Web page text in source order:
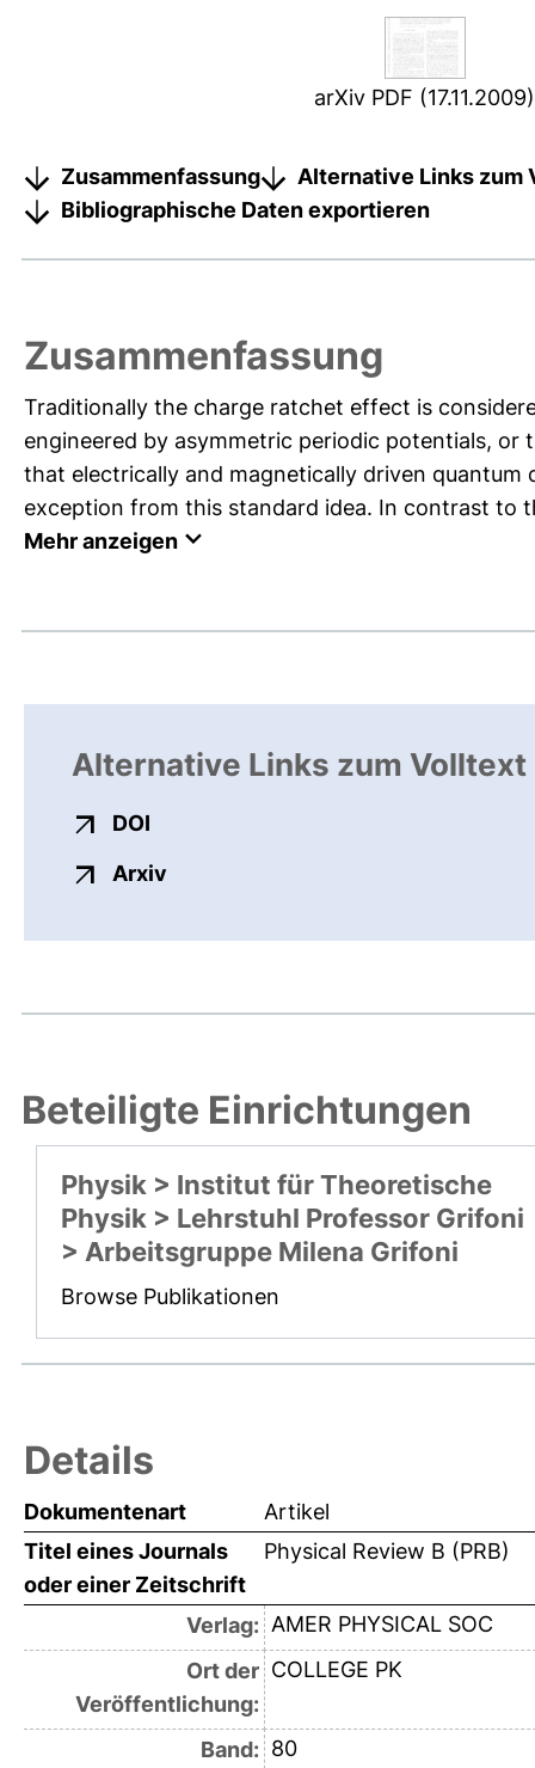
arXiv PDF (17.11.2009)
Zusammenfassung
Alternative Links zum
Bibliographische Daten exportieren
Zusammenfassung
Traditionally the charge ratchet effect is
engineered by asymmetric periodic potentials,
that electrically and magnetically driven
exception from this standard idea. In contrast to
Mehr anzeigen
Alternative Links zum Volltext
DOI
Arxiv
Beteiligte Einrichtungen
Physik > Institut für Theoretische
Physik > Lehrstuhl Professor Grifoni
> Arbeitsgruppe Milena Grifoni
Browse Publikationen
Details
Dokumentenart
Artikel
Titel eines Journals
oder einer Zeitschrift
Physical Review B (PRB)
Verlag: AMER PHYSICAL SOC
Ort der
Veröffentlichung:
COLLEGE PK
Band: 80